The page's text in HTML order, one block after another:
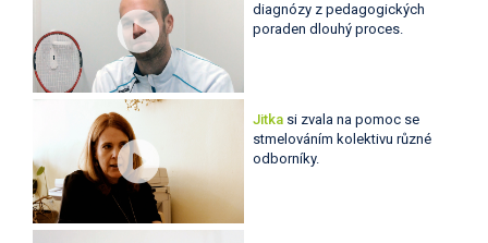
diagnózy z pedagogických
poraden dlouhý proces.
Jitka si zvala na pomoc se
stmelováním kolektivu různé
odborníky.